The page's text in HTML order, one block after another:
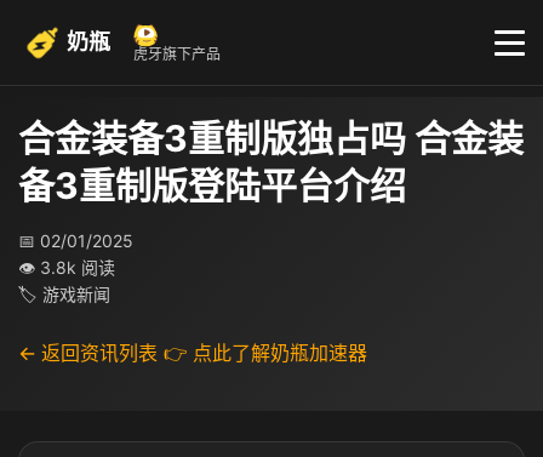
奶瓶 虎牙旗下产品
合金装备3重制版独占吗 合金装
备3重制版登陆平台介绍
📅 02/01/2025
👁 3.8k 阅读
🏷 游戏新闻
← 返回资讯列表 👉 点此了解奶瓶加速器